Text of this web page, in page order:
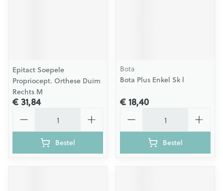
Epitact Soepele
Propriocept. Orthese Duim
Rechts M
€ 31,84
Bestel
Bota
Bota Plus Enkel Sk l
€ 18,40
Bestel